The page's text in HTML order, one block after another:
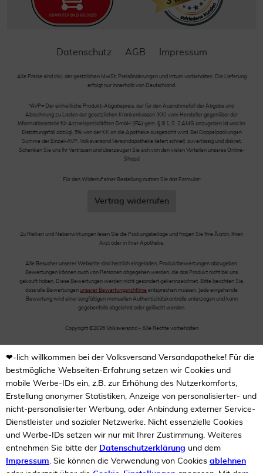
Datenschutz AGB Impressum
Alle Preise sind inkl. der gestzlichen MwSt. Preisänderungen und Irrtum vorbehalten. Die Lieferung
erfolgt nur innerhalb von Deutschland.
*AVP= Der einheitliche Produkt-Abgabepreis, der für den Ausnahmefall der Abgabe und
Abrechnung zu Lasten der gesetzlichen Krankenkassen (KK) vom Hersteller gegenüber der
Informationsstelle für Arzneispezialitäten GmbH (IFA) gem. § III 1, S. 2 AMG anzugeben ist und im
Erstattungsfall abzügl. 5% von der KK an die Apotheke ausgezahlt wird. Bei Doppelpackungen
Summe der Einzel-AVP. Volksversand Versandapotheke liefert schnell, zuverlässig und diskret.
Schenken Sie uns Ihr Vertrauen und überzeugen Sie sich von den vielen Vorteilen unseres Online-
Shops!
Für den Widerruf einer Bestellung nutzen Sie das Formular:
Vertrag widerrufen
Zu Risiken und Nebenwirkungen lesen Sie die Packungsbeilage und fragen Sie Ihre Ärztin, Ihren
Arzt oder in Ihrer Apotheke.
Alle Besucher unserer Webseite sind herzlich eingeladen, Produktbewertungen abzugeben.
Bewertungen können auch von Personen abgegeben werden, die das Produkt nicht bei uns
gekauft haben. Diese Bewertungen werden nicht gesondert gekennzeichnet. Bitte beachten Sie,
dass alle Bewertungen unserer Bewertungsrichtlinie entsprechen müssen. Jede eingehende
Bewertung wird einer sorgfältigen manuellen Authentizitätskontrolle unterzogen und kann
gegebenfalls abgelehnt oder gelöscht werden.
Copyright ©2026 Volksversand - Alle Rechte vorbehalten
❤-lich willkommen bei der Volksversand Versandapotheke! Für die
bestmögliche Webseiten-Erfahrung setzen wir Cookies und
mobile Werbe-IDs ein, z.B. zur Erhöhung des Nutzerkomforts,
Erstellung anonymer Statistiken, Anzeige von personalisierter- und
nicht-personalisierter Werbung, oder Anbindung externer Service-
Dienstleister und sozialer Netzwerke. Nicht essenzielle Cookies
und Werbe-IDs setzen wir nur mit Ihrer Zustimmung. Weiteres
entnehmen Sie bitte der Datenschutzerklärung und dem
Impressum. Sie können die Verwendung von Cookies ablehnen